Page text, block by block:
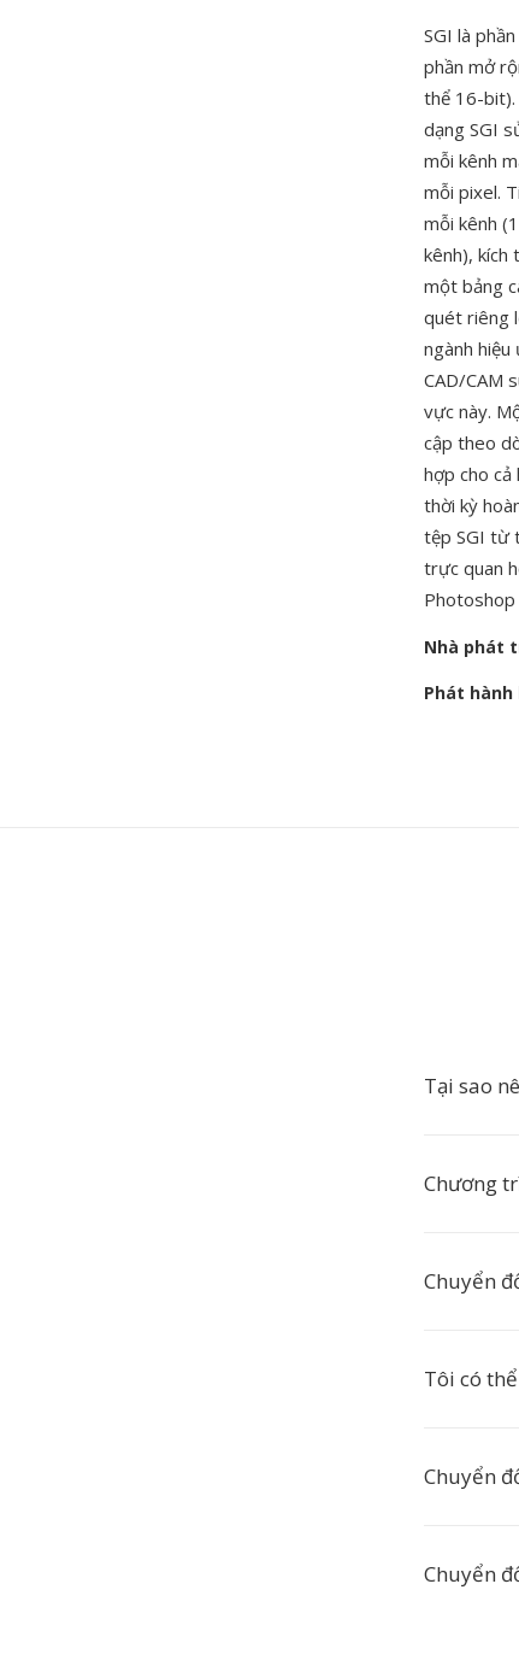
SGI là
phần mở
thể 16-bit).
dạng SGI
mỗi kênh
mỗi pixel.
mỗi kênh
kênh), kích
một bảng
quét riêng
ngành
CAD/CAM
vực này.
cập theo
hợp cho cả
thời kỳ
tệp SGI từ
trực quan
Photoshop
Nhà phát
Phát hành
Tại sao
Chương
Chuyển
Tôi có
Chuyển
Chuyển